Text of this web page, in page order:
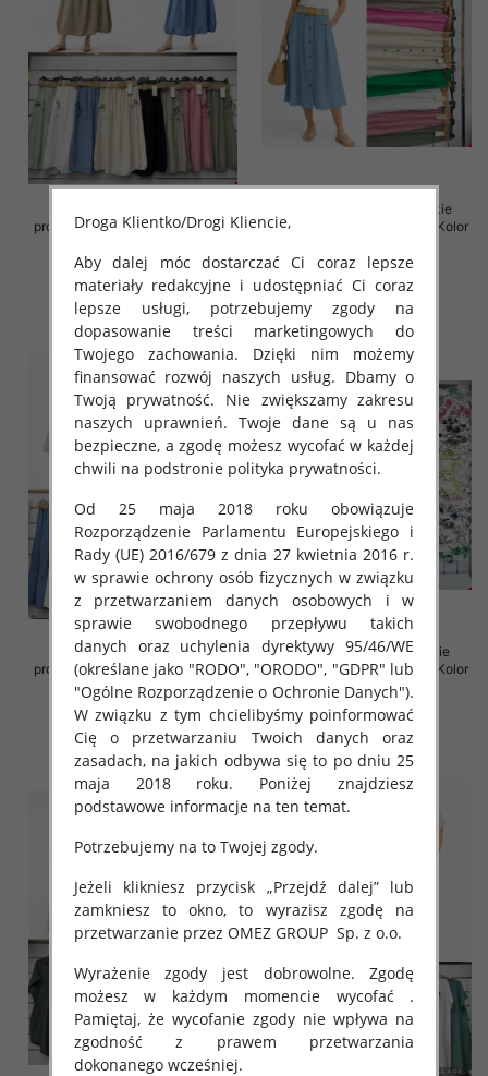
produkt) Roz Standard, Mix Kolor
38.00 zł
szczegóły
Spódnice damskie (Włoskie
produkt) Roz Standard, Mix Kolor
35.00 zł
szczegóły
Spódnice damskie (Włoskie
produkt) Roz Standard, Mix Kolor
Paczka 5 szt
35.00 zł
szczegóły
Sukienki damskie (Włoskie
produkt) Roz Standard, Mix Kolor
Paczka 5 szt
35.00 zł
szczegóły
Droga Klientko/Drogi Kliencie,
Aby dalej móc dostarczać Ci coraz lepsze
materiały redakcyjne i udostępniać Ci coraz
lepsze usługi, potrzebujemy zgody na
dopasowanie treści marketingowych do
Twojego zachowania. Dzięki nim możemy
finansować rozwój naszych usług. Dbamy o
Twoją prywatność. Nie zwiększamy zakresu
naszych uprawnień. Twoje dane są u nas
bezpieczne, a zgodę możesz wycofać w każdej
chwili na podstronie polityka prywatności.
Od 25 maja 2018 roku obowiązuje
Rozporządzenie Parlamentu Europejskiego i
Rady (UE) 2016/679 z dnia 27 kwietnia 2016 r.
w sprawie ochrony osób fizycznych w związku
z przetwarzaniem danych osobowych i w
sprawie swobodnego przepływu takich
danych oraz uchylenia dyrektywy 95/46/WE
(określane jako "RODO", "ORODO", "GDPR" lub
"Ogólne Rozporządzenie o Ochronie Danych").
W związku z tym chcielibyśmy poinformować
Cię o przetwarzaniu Twoich danych oraz
zasadach, na jakich odbywa się to po dniu 25
maja 2018 roku. Poniżej znajdziesz
podstawowe informacje na ten temat.
Potrzebujemy na to Twojej zgody.
Jeżeli klikniesz przycisk „Przejdź dalej” lub
zamkniesz to okno, to wyrazisz zgodę na
przetwarzanie przez OMEZ GROUP Sp. z o.o.
Wyrażenie zgody jest dobrowolne. Zgodę
możesz w każdym momencie wycofać .
Pamiętaj, że wycofanie zgody nie wpływa na
zgodność z prawem przetwarzania
dokonanego wcześniej.